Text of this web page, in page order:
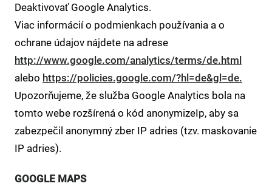
Deaktivovať Google Analytics.
Viac informácií o podmienkach používania a o
ochrane údajov nájdete na adrese
http://www.google.com/analytics/terms/de.html
alebo https://policies.google.com/?hl=de&gl=de.
Upozorňujeme, že služba Google Analytics bola na
tomto webe rozšírená o kód anonymizeIp, aby sa
zabezpečil anonymný zber IP adries (tzv. maskovanie
IP adries).
GOOGLE MAPS